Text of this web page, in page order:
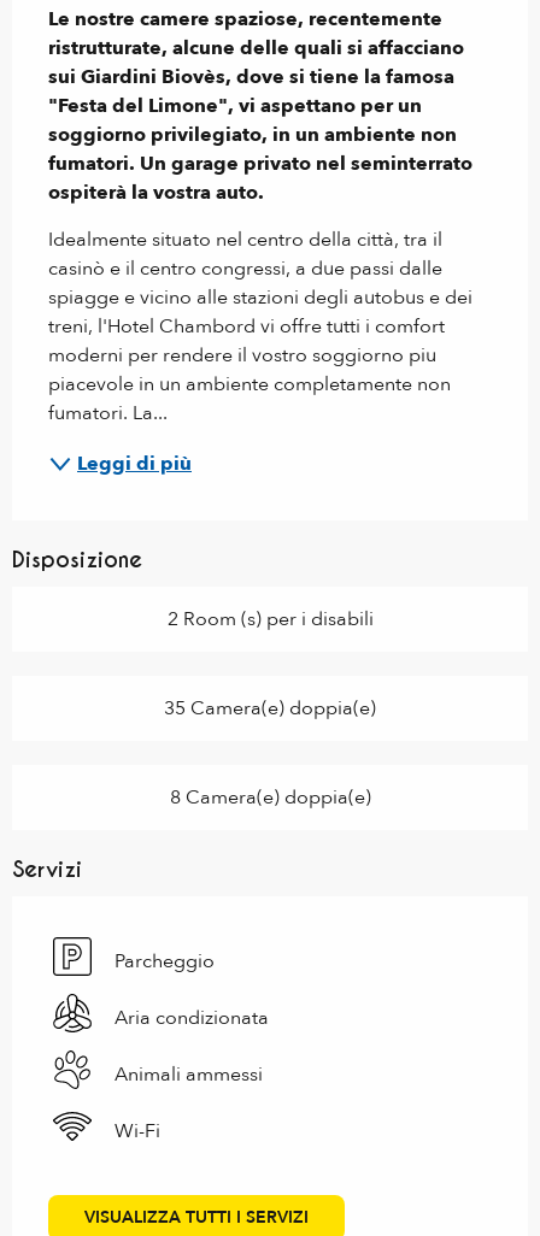
Le nostre camere spaziose, recentemente
ristrutturate, alcune delle quali si affacciano
sui Giardini Biovès, dove si tiene la famosa
"Festa del Limone", vi aspettano per un
soggiorno privilegiato, in un ambiente non
fumatori. Un garage privato nel seminterrato
ospiterà la vostra auto.
Idealmente situato nel centro della città, tra il
casinò e il centro congressi, a due passi dalle
spiagge e vicino alle stazioni degli autobus e dei
treni, l'Hotel Chambord vi offre tutti i comfort
moderni per rendere il vostro soggiorno piu
piacevole in un ambiente completamente non
fumatori. La...
Leggi di più
Disposizione
2 Room (s) per i disabili
35 Camera(e) doppia(e)
8 Camera(e) doppia(e)
Servizi
Parcheggio
Aria condizionata
Animali ammessi
Wi-Fi
VISUALIZZA TUTTI I SERVIZI